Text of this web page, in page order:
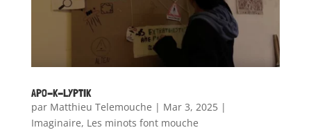
APO-K-LYPTIK
par Matthieu Telemouche | Mar 3, 2025|
Imaginaire, Les minots font mouche